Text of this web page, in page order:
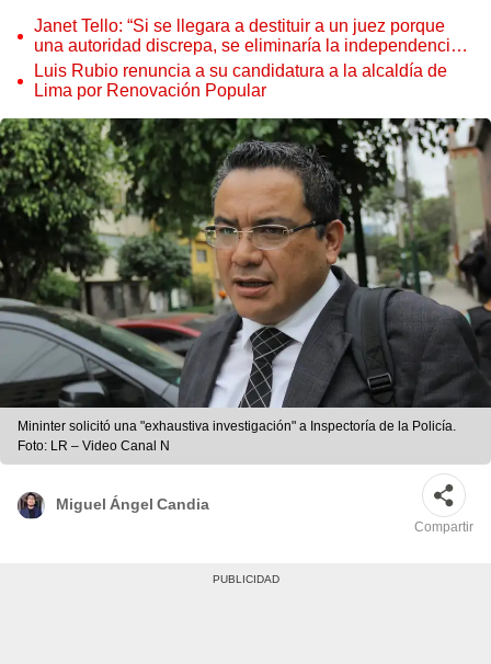
Janet Tello: “Si se llegara a destituir a un juez porque
una autoridad discrepa, se eliminaría la independencia
judicial”
Luis Rubio renuncia a su candidatura a la alcaldía de
Lima por Renovación Popular
Mininter solicitó una "exhaustiva investigación" a Inspectoría de la Policía.
Foto: LR – Video Canal N
Miguel Ángel Candia
Compartir